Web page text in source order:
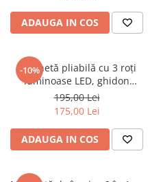
ADAUGA IN COS
-10%
Trotinetă pliabilă cu 3 roți
luminoase LED, ghidon
reglabil și design stabil -
Albastru
195,00 Lei
175,00 Lei
ADAUGA IN COS